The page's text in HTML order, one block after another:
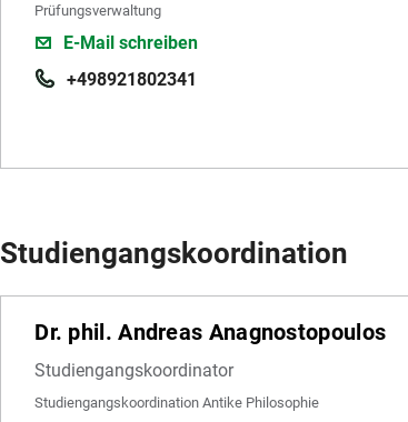
Prüfungsverwaltung
E-Mail schreiben
+498921802341
Studiengangskoordination
Dr. phil. Andreas Anagnostopoulos
Studiengangskoordinator
Studiengangskoordination Antike Philosophie